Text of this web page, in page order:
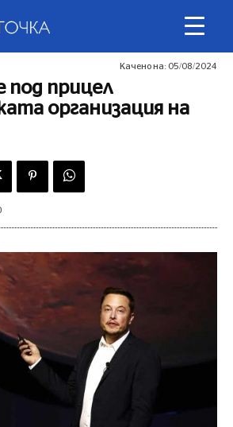
Качено на:05/08/2024
под прицел
организация на